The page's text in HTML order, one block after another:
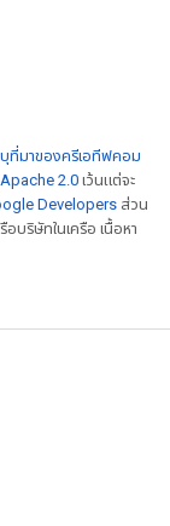
ที่มาของครีเอทีฟคอม
2.0เว้นแต่จะ
Developers ส่วน
บริษัทในเครือ เนื้อหา